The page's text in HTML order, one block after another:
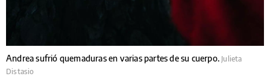
Andrea sufrió quemaduras en varias partes de su cuerpo. Julieta
Distasio